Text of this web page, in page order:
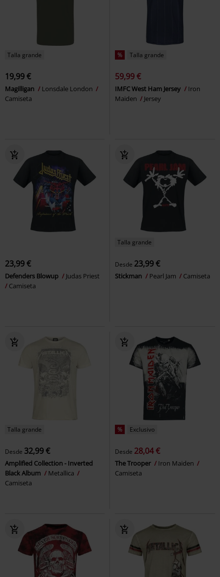
Talla grande
19,99 €
Magilligan
Lonsdale London
Camiseta
% Talla grande
59,99 €
IMFC West Ham Jersey
Iron
Maiden
Jersey
23,99 €
Defenders Blowup
Judas Priest
Camiseta
Talla grande
Desde 23,99 €
Stickman Pearl Jam Camiseta
Talla grande
Desde 32,99 €
Amplified Collection - Inverted
Black Album
Metallica
Camiseta
% Exclusivo
Desde 28,04 €
The Trooper
Iron Maiden
Camiseta